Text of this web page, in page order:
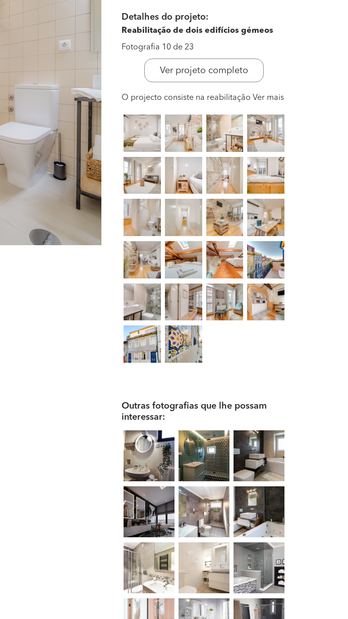
Detalhes do projeto:
Reabilitação de dois edifícios gémeos
Fotografia 10 de 23
Ver projeto completo
O projecto consiste na reabilitação Ver mais
Outras fotografias que lhe possam
interessar: